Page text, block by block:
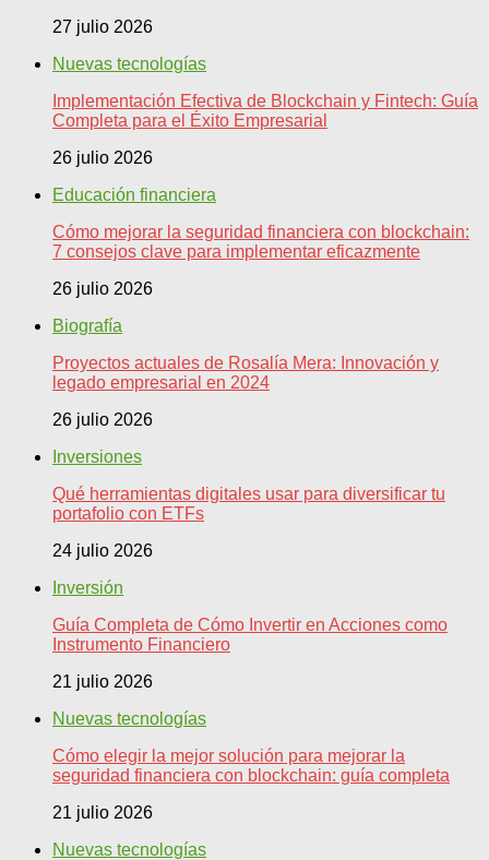
27 julio 2026
Nuevas tecnologías
Implementación Efectiva de Blockchain y Fintech: Guía
Completa para el Éxito Empresarial
26 julio 2026
Educación financiera
Cómo mejorar la seguridad financiera con blockchain:
7 consejos clave para implementar eficazmente
26 julio 2026
Biografía
Proyectos actuales de Rosalía Mera: Innovación y
legado empresarial en 2024
26 julio 2026
Inversiones
Qué herramientas digitales usar para diversificar tu
portafolio con ETFs
24 julio 2026
Inversión
Guía Completa de Cómo Invertir en Acciones como
Instrumento Financiero
21 julio 2026
Nuevas tecnologías
Cómo elegir la mejor solución para mejorar la
seguridad financiera con blockchain: guía completa
21 julio 2026
Nuevas tecnologías